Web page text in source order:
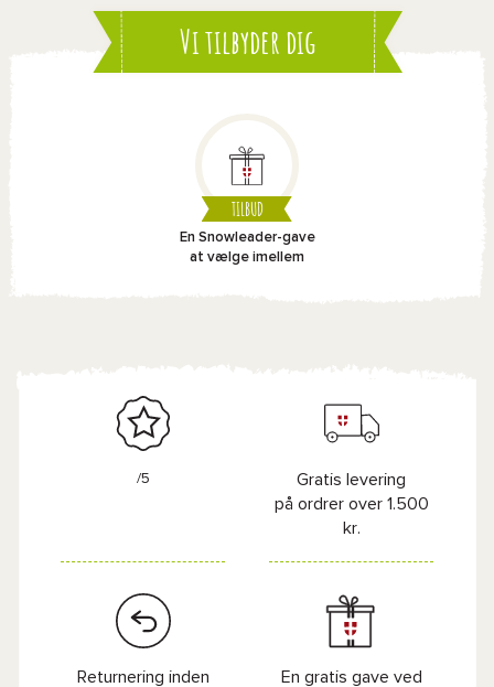
Vi tilbyder dig
TILBUD
En Snowleader-gave
at vælge imellem
/5
Gratis levering
på ordrer over 1.500
kr.
Returnering inden
En gratis gave ved